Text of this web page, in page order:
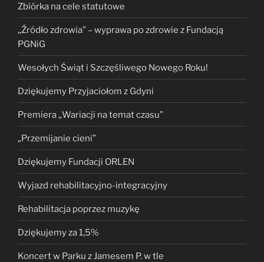
Zbiórka na cele statutowe
„Źródło zdrowia” – wyprawa po zdrowie z Fundacją
PGNiG
Wesołych Świąt i Szczęśliwego Nowego Roku!
Dziękujemy Przyjaciołom z Gdyni
Premiera „Wariacji na temat czasu”
„Przemijanie cieni”
Dziękujemy Fundacji ORLEN
Wyjazd rehabilitacyjno-integracyjny
Rehabilitacja poprzez muzykę
Dziękujemy za 1,5%
Koncert w Parku z Jamesem P. w tle